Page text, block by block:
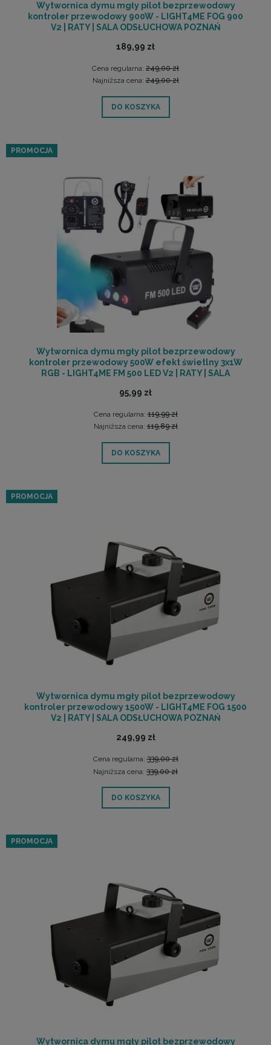
Wytwornica dymu mgły pilot bezprzewodowy
kontroler przewodowy 900W - LIGHT4ME FOG 900
V2 | RATY | SALA ODSŁUCHOWA POZNAŃ
189,99 zł
Cena regularna: 249,00 zł
Najniższa cena:249,00 zł
DO KOSZYKA
Wytwornica dymu mgły pilot bezprzewodowy
kontroler przewodowy 500W efekt świetlny 3x1W
RGB - LIGHT4ME FM 500 LED V2 | RATY | SALA
95,99 zł
Cena regularna:119,99 zł
Najniższa cena:119,89 zł
DO KOSZYKA
PROMOCJA
Wytwornica dymu mgły pilot bezprzewodowy
kontroler przewodowy 1500W - LIGHT4ME FOG 1500
V2 | RATY | SALA ODSŁUCHOWA POZNAŃ
249,99 zł
Cena regularna:339,00 zł
Najniższa cena: 339,00 zł
DO KOSZYKA
PROMOCJA
Wytwornica dymu mgły pilot bezprzewodowy
PROMOCJA